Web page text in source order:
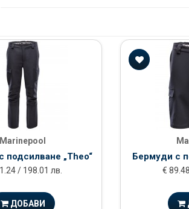
Marinepool
подсилване „Theo“
/ 198.01 лв.
ДОБАВИ
Бермуди с
€